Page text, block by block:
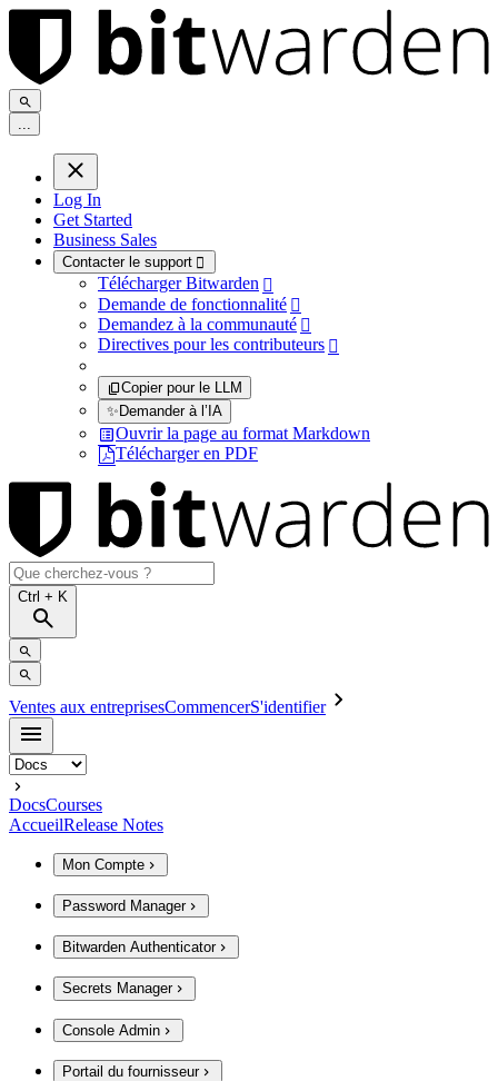
...
Log In
Get Started
Business Sales
Contacter le support 
Télécharger Bitwarden 
Demande de fonctionnalité 
Demandez à la communauté 
Directives pour les contributeurs 
Copier pour le LLM
✨Demander à l’IA
Ouvrir la page au format Markdown
Télécharger en PDF
Ctrl + K
Ventes aux entreprisesCommencerS'identifier
DocsCourses
AccueilRelease Notes
Mon Compte
Password Manager
Bitwarden Authenticator
Secrets Manager
Console Admin
Portail du fournisseur